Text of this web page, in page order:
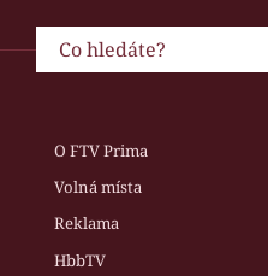
O FTV Prima
Volná místa
Reklama
HbbTV